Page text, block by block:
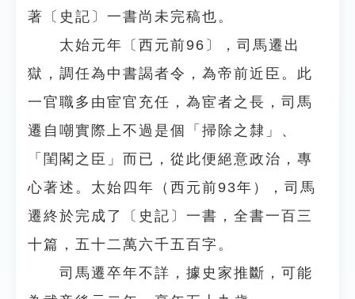
著〔史記〕一書尚未完稿也。
太始元年〔西元前96〕，司馬遷出
獄，調任為中書謁者令，為帝前近臣。此
一官職多由宦官充任，為宦者之長，司馬
遷自嘲實際上不過是個「掃除之隸」、
「閨閣之臣」而已，從此便絕意政治，專
心著述。太始四年（西元前93年），司馬
遷終於完成了〔史記〕一書，全書一百三
十篇，五十二萬六千五百字。
司馬遷卒年不詳，據史家推斷，可能